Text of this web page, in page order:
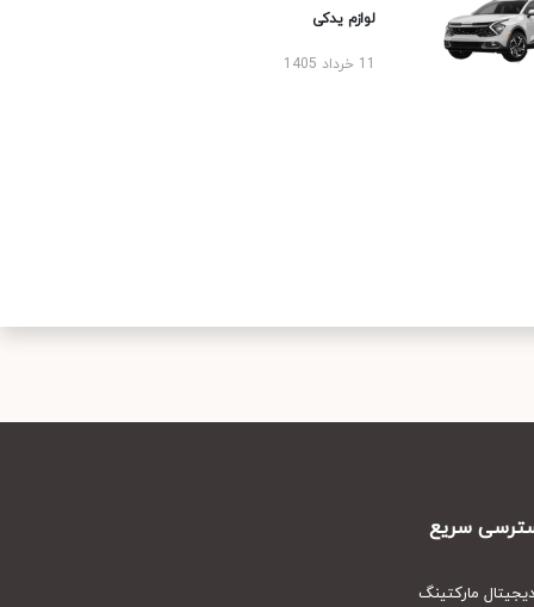
لوازم یدکی
سریع
مارکتینگ